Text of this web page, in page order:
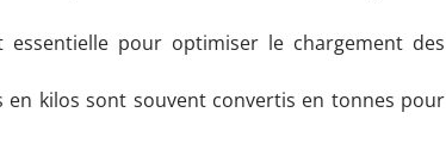
pour optimiser le chargement des
kilos sont souvent convertis en tonnes pour